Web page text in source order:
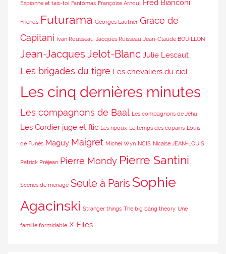
Espionne et tais-toi Fantômas Françoise Arnoul Fred Bianconi
Friends Futurama Georges Lautner Grace de
Capitani Ivan Rousseau Jacques Ruisseau Jean-Claude BOUILLON
Jean-Jacques Jelot-Blanc Julie Lescaut
Les brigades du tigre Les chevaliers du ciel
Les cinq dernières minutes
Les compagnons de Baal Les compagnons de Jéhu
Les Cordier juge et flic Les ripoux Le temps des copains Louis
de Funès Maguy Maigret Michel Wyn NCIS Nicaise JEAN-LOUIS
Patrick Préjean Pierre Mondy Pierre Santini
Scènes de ménage Seule à Paris Sophie
Agacinski Stranger things The big bang theory Une
famille formidable X-Files